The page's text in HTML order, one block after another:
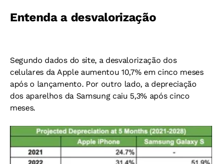
Entenda a desvalorização
Segundo dados do site, a desvalorização dos
celulares da Apple aumentou 10,7% em cinco meses
após o lançamento. Por outro lado, a depreciação
dos aparelhos da Samsung caiu 5,3% após cinco
meses.